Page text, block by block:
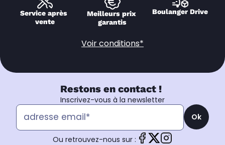
Service après
vente
Meilleurs prix
garantis
Boulanger Drive
Voir conditions*
Restons en contact !
Inscrivez-vous à la newsletter
Ok
Ou retrouvez-nous sur :